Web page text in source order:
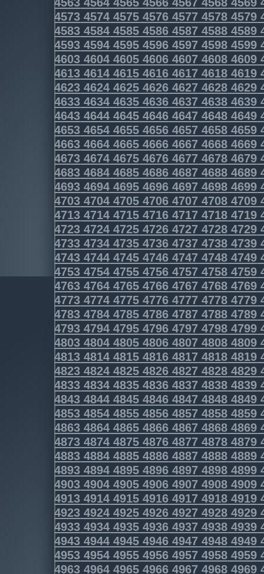
4573 4574 4575 4576 4577 4578 4579
4583 4584 4585 4586 4587 4588 4589
4593 4594 4595 4596 4597 4598 4599
4603 4604 4605 4606 4607 4608 4609
4613 4614 4615 4616 4617 4618 4619
4623 4624 4625 4626 4627 4628 4629
4633 4634 4635 4636 4637 4638 4639
4643 4644 4645 4646 4647 4648 4649
4653 4654 4655 4656 4657 4658 4659
4663 4664 4665 4666 4667 4668 4669
4673 4674 4675 4676 4677 4678 4679
4683 4684 4685 4686 4687 4688 4689
4693 4694 4695 4696 4697 4698 4699
4703 4704 4705 4706 4707 4708 4709
4713 4714 4715 4716 4717 4718 4719
4723 4724 4725 4726 4727 4728 4729
4733 4734 4735 4736 4737 4738 4739
4743 4744 4745 4746 4747 4748 4749
4753 4754 4755 4756 4757 4758 4759
4763 4764 4765 4766 4767 4768 4769
4773 4774 4775 4776 4777 4778 4779
4783 4784 4785 4786 4787 4788 4789
4793 4794 4795 4796 4797 4798 4799
4803 4804 4805 4806 4807 4808 4809
4813 4814 4815 4816 4817 4818 4819
4823 4824 4825 4826 4827 4828 4829
4833 4834 4835 4836 4837 4838 4839
4843 4844 4845 4846 4847 4848 4849
4853 4854 4855 4856 4857 4858 4859
4863 4864 4865 4866 4867 4868 4869
4873 4874 4875 4876 4877 4878 4879
4883 4884 4885 4886 4887 4888 4889
4893 4894 4895 4896 4897 4898 4899
4903 4904 4905 4906 4907 4908 4909
4913 4914 4915 4916 4917 4918 4919
4923 4924 4925 4926 4927 4928 4929
4933 4934 4935 4936 4937 4938 4939
4943 4944 4945 4946 4947 4948 4949
4953 4954 4955 4956 4957 4958 4959
4963 4964 4965 4966 4967 4968 4969